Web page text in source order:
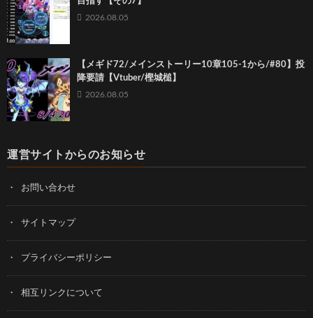
2026.08.05
【メギド72/メインストーリー10章105-1から/#80】投
降要請【Vtuber/樫城槌】
2026.08.05
運営サイトからのお知らせ
お問い合わせ
サイトマップ
プライバシーポリシー
相互リンクについて